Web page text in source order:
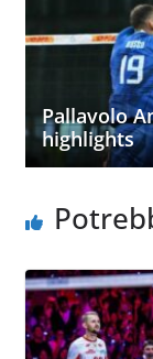
Pallavolo
highlights